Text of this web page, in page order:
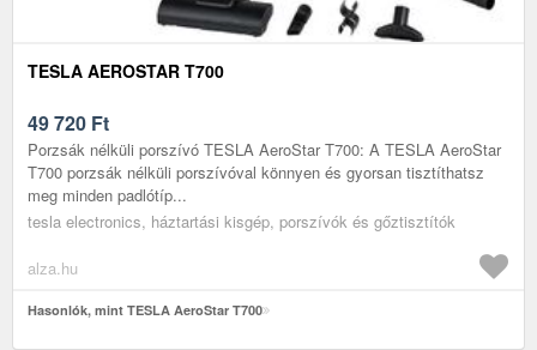
TESLA AEROSTAR T700
49 720 Ft
Porzsák nélküli porszívó TESLA AeroStar T700: A TESLA AeroStar
T700 porzsák nélküli porszívóval könnyen és gyorsan tisztíthatsz
meg minden padlótíp...
tesla electronics, háztartási kisgép, porszívók és gőztisztítók
alza.hu
Hasonlók, mint TESLA AeroStar T700